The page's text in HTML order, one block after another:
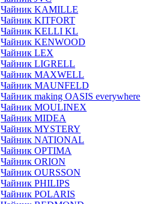
Чайник KAMILLE
Чайник KITFORT
Чайник KELLI KL
Чайник KENWOOD
Чайник LEX
Чайник LIGRELL
Чайник MAXWELL
Чайник MAUNFELD
Чайник making OASIS everywhere
Чайник MOULINEX
Чайник MIDEA
Чайник MYSTERY
Чайник NATIONAL
Чайник OPTIMA
Чайник ORION
Чайник OURSSON
Чайник PHILIPS
Чайник POLARIS